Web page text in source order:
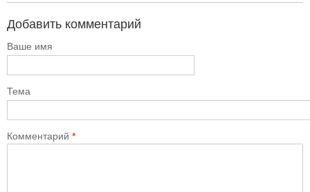
Добавить комментарий
Ваше имя
Тема
Комментарий *